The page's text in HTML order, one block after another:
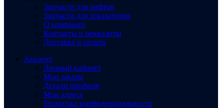
Запчасти для лифтов
Запчасти для эскалаторов
О компании
Контакты и реквизиты
Доставка и оплата
Аккаунт
Личный кабинет
Мои заказы
Детали профиля
Мои адреса
Политика конфиденциальности